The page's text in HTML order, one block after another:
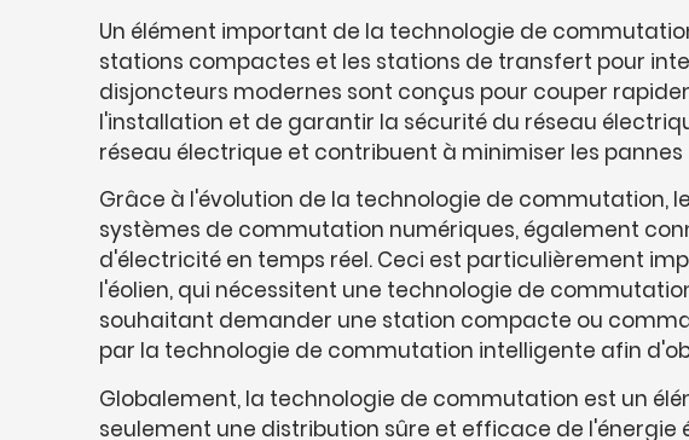
Un élément important de la technologie de
stations compactes et les stations de transfert pour
disjoncteurs modernes sont conçus pour couper
l'installation et de garantir la sécurité du réseau
réseau électrique et contribuent à minimiser les
Grâce à l'évolution de la technologie de commutation,
systèmes de commutation numériques, également
d'électricité en temps réel. Ceci est particulièrement
l'éolien, qui nécessitent une technologie de
souhaitant demander une station compacte ou
par la technologie de commutation intelligente afin
Globalement, la technologie de commutation est un
seulement une distribution sûre et efficace de